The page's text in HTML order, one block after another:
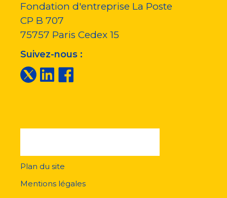
Fondation d'entreprise La Poste
CP B 707
75757 Paris Cedex 15
Suivez-nous :
pied
Plan du site
Mentions légales